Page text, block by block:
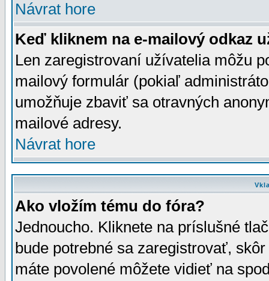
Návrat hore
Keď kliknem na e-mailový odkaz
Len zaregistrovaní užívatelia môžu
mailový formulár (pokiaľ
umožňuje zbaviť sa otravných
mailové adresy.
Návrat hore
Ako vložím tému do fóra?
Jednoucho. Kliknete na príslušné
bude potrebné sa zaregistrovať,
máte povolené môžete vidieť na